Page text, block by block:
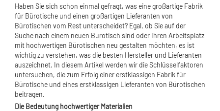
Haben Sie sich schon einmal gefragt, was eine großartige Fabrik
für Bürotische und einen großartigen Lieferanten von
Bürotischen vom Rest unterscheidet? Egal, ob Sie auf der
Suche nach einem neuen Bürotisch sind oder Ihren Arbeitsplatz
mit hochwertigen Bürotischen neu gestalten möchten, es ist
wichtig zu verstehen, was die besten Hersteller und Lieferanten
auszeichnet. In diesem Artikel werden wir die Schlüsselfaktoren
untersuchen, die zum Erfolg einer erstklassigen Fabrik für
Bürotische und eines erstklassigen Lieferanten von Bürotischen
beitragen.
Die Bedeutung hochwertiger Materialien